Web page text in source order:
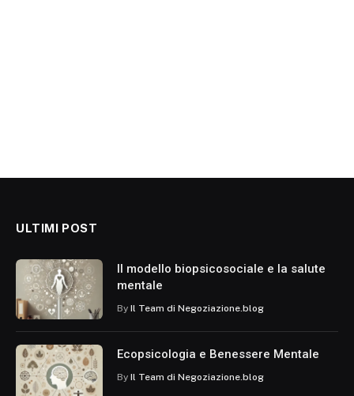
ULTIMI POST
Il modello biopsicosociale e la salute
mentale
By Il Team di Negoziazione.blog
Ecopsicologia e Benessere Mentale
By Il Team di Negoziazione.blog